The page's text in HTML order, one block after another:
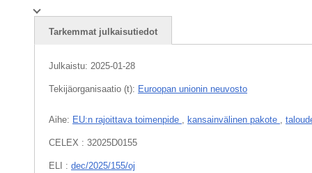
Tarkemmat julkaisutiedot
Julkaistu: 2025-01-28
Tekijäorganisaatio (t): Euroopan unionin neuvosto
Aihe: EU:n rajoittava toimenpide kansainvälinen pakote
CELEX : 32025D0155
ELI : dec/2025/155/oj